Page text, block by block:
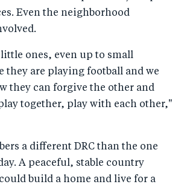
Even the neighborhood
ones, even up to small
they are playing football and we
they can forgive the other and
together, play with each other,"
a different DRC than the one
A peaceful, stable country
build a home and live for a